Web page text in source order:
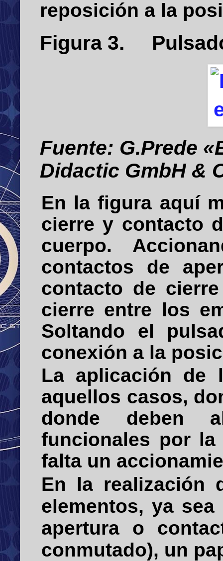
reposición a la
Figura 3.
Fuente: G.Prede
Didactic GmbH &
En la figura aquí
cierre y contacto
cuerpo.
contactos de
contacto de
cierre entre los
Soltando el
conexión a la
La aplicación de
aquellos casos,
donde deben
funcionales por
falta un
En la realización
elementos, ya
apertura o
conmutado), un